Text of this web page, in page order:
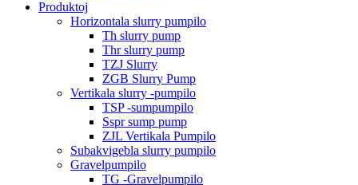
Produktoj
Horizontala slurry pumpilo
Th slurry pump
Thr slurry pump
TZJ Slurry
ZGB Slurry Pump
Vertikala slurry -pumpilo
TSP -sumpumpilo
Sspr sump pump
ZJL Vertikala Pumpilo
Subakvigebla slurry pumpilo
Gravelpumpilo
TG -Gravelpumpilo